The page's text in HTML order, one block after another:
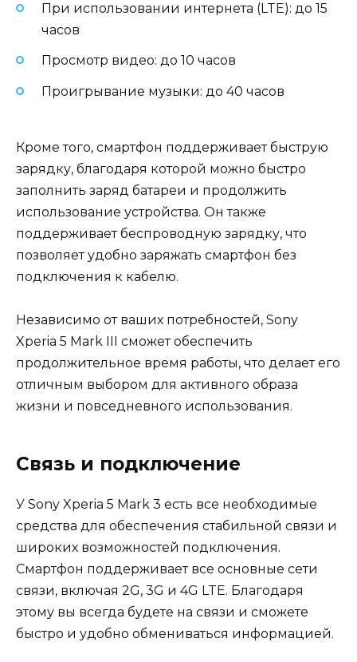
При использовании интернета (LTE): до 15
часов
Просмотр видео: до 10 часов
Проигрывание музыки: до 40 часов
Кроме того, смартфон поддерживает быструю
зарядку, благодаря которой можно быстро
заполнить заряд батареи и продолжить
использование устройства. Он также
поддерживает беспроводную зарядку, что
позволяет удобно заряжать смартфон без
подключения к кабелю.
Независимо от ваших потребностей, Sony
Xperia 5 Mark III сможет обеспечить
продолжительное время работы, что делает его
отличным выбором для активного образа
жизни и повседневного использования.
Связь и подключение
У Sony Xperia 5 Mark 3 есть все необходимые
средства для обеспечения стабильной связи и
широких возможностей подключения.
Смартфон поддерживает все основные сети
связи, включая 2G, 3G и 4G LTE. Благодаря
этому вы всегда будете на связи и сможете
быстро и удобно обмениваться информацией.